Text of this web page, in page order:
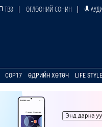
ТВ8 ӨГЛӨӨНИЙ СОНИН
COP17 ӨДРИЙН ХӨТӨЧ LIFE STYLE